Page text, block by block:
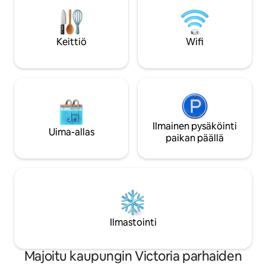
melontaseikkailuista. Vain 10 minuutin
päässä YYJ:stä ja 5 minuutin päässä BC
Ferries -lautoilta, tämä on ihanteellinen
sijainti aikaiselle lähtöön tai
verkosto vaellus- ja kävelyreittejä aivan
varustettuun
kylpyamme
ulkosuihku +
kuumakylpyallas
Keittiö Wifi
Uima-allas
Ilmainen pysäköinti
paikan päällä
Ilmastointi
Majoitu kaupungin Victoria parhaiden